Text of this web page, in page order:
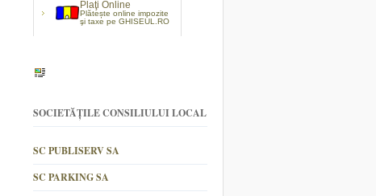
Plaţi Online
Plătește online impozite
şi taxe pe GHISEUL.RO
SOCIETĂȚILE CONSILIULUI LOCAL
SC PUBLISERV SA
SC PARKING SA